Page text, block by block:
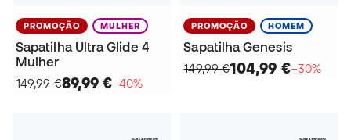
PROMOÇÃO MULHER
Sapatilha Ultra Glide 4
Mulher
149,99 €89,99 €−40%
PROMOÇÃO HOMEM
Sapatilha Genesis
149,99 €104,99 €−30%